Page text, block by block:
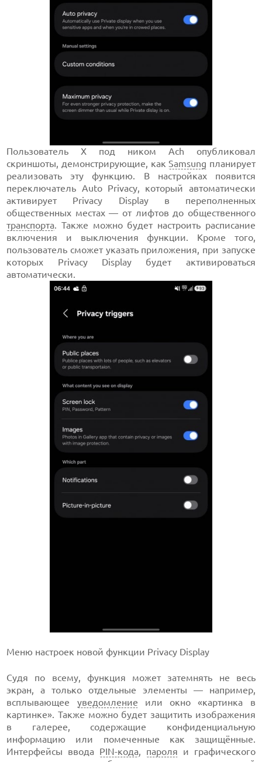
Пользователь X под ником Ach опубликовал
скриншоты, демонстрирующие, какSamsung планирует
реализовать эту функцию. В настройках появится
переключатель Auto Privacy, который автоматически
активирует Privacy Display в переполненных
общественных местах — от лифтов до общественного
транспорта. Также можно будет настроить расписание
включения и выключения функции. Кроме того,
пользователь сможет указать приложения, при запуске
которых Privacy Display будет активироваться
автоматически.
Меню настроек новой функции Privacy Display
Судя по всему, функция может затемнять не весь
экран, а только отдельные элементы — например,
всплывающее уведомление или окно «картинка в
картинке». Также можно будет защитить изображения
в галерее, содержащие конфиденциальную
информацию или помеченные как защищённые.
Интерфейсы ввода PIN-кода, пароля и графического